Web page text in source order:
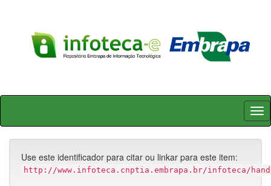
Skip
Use este identificador para citar ou linkar para este item:
http://www.infoteca.cnptia.embrapa.br/infoteca/